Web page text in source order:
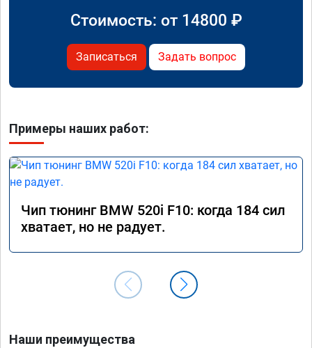
Стоимость: от 14800 ₽
Записаться Задать вопрос
Примеры наших работ:
Чип тюнинг BMW 520i F10: когда 184 сил
хватает, но не радует.
Наши преимущества